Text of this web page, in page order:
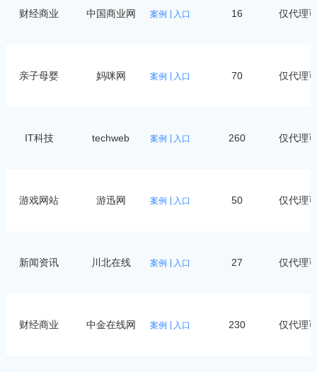
财经商业 中国商业网 案例 入口 16 仅代理
亲子母婴 妈咪网 案例 入口 70 仅代理
IT科技 techweb 案例 入口 260 仅代理
游戏网站 游迅网 案例 入口 50 仅代理
新闻资讯 川北在线 案例 入口 27 仅代理
财经商业 中金在线网 案例 入口 230 仅代理